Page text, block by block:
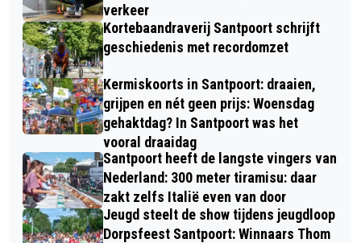
verkeer
Kortebaandraverij Santpoort schrijft
geschiedenis met recordomzet
Kermiskoorts in Santpoort: draaien,
grijpen en nét geen prijs: Woensdag
gehaktdag? In Santpoort was het
vooral draaidag
Santpoort heeft de langste vingers van
Nederland: 300 meter tiramisu: daar
zakt zelfs Italië even van door
Jeugd steelt de show tijdens jeugdloop
Dorpsfeest Santpoort: Winnaars Thom